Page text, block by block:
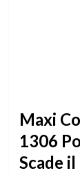
Maxi
1306
Scade il